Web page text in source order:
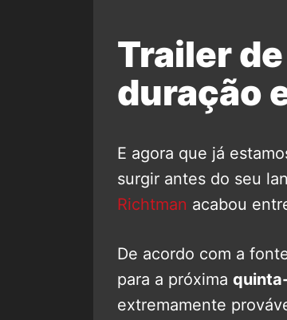
Trailer
duração
E agora que já
surgir antes do seu
Richtman acabou
De acordo com a
para a próxima
extremamente